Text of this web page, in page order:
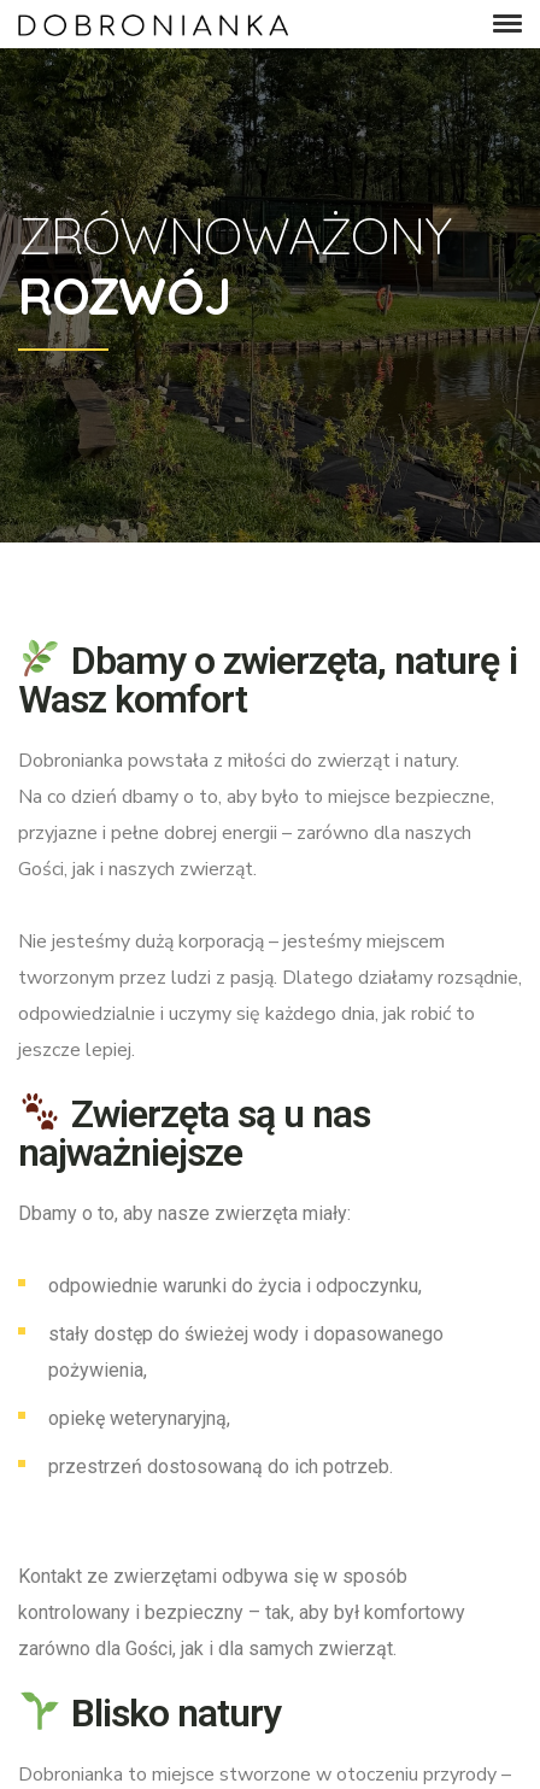
ZRÓWNOWAŻONY
ROZWÓJ
Dbamy o zwierzęta, naturę i
Wasz komfort
Dobronianka powstała z miłości do zwierząt i natury.
Na co dzień dbamy o to, aby było to miejsce bezpieczne,
przyjazne i pełne dobrej energii – zarówno dla naszych
Gości, jak i naszych zwierząt.
Nie jesteśmy dużą korporacją – jesteśmy miejscem
tworzonym przez ludzi z pasją. Dlatego działamy rozsądnie,
odpowiedzialnie i uczymy się każdego dnia, jak robić to
jeszcze lepiej.
Zwierzęta są u nas
najważniejsze
Dbamy o to, aby nasze zwierzęta miały:
odpowiednie warunki do życia i odpoczynku,
stały dostęp do świeżej wody i dopasowanego
pożywienia,
opiekę weterynaryjną,
przestrzeń dostosowaną do ich potrzeb.
Kontakt ze zwierzętami odbywa się w sposób
kontrolowany i bezpieczny – tak, aby był komfortowy
zarówno dla Gości, jak i dla samych zwierząt.
Blisko natury
Dobronianka to miejsce stworzone w otoczeniu przyrody –